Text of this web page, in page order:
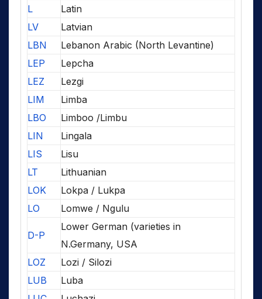
L
Latin
LV
Latvian
LBN
Lebanon Arabic (North Levantine)
LEP
Lepcha
LEZ
Lezgi
LIM
Limba
LBO
Limboo /Limbu
LIN
Lingala
LIS
Lisu
LT
Lithuanian
LOK
Lokpa / Lukpa
LO
Lomwe / Ngulu
D-P
Lower German (varieties in
N.Germany, USA
LOZ
Lozi / Silozi
LUB
Luba